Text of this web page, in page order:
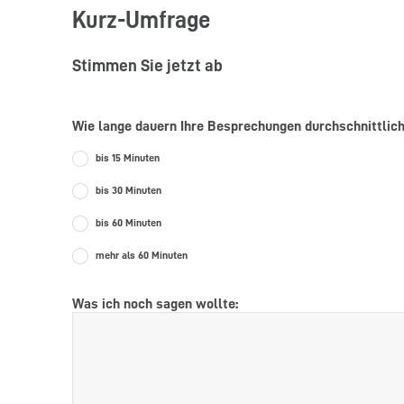
Kurz-Umfrage
Stimmen Sie jetzt ab
Wie lange dauern Ihre Besprechungen
bis 15 Minuten
bis 30 Minuten
bis 60 Minuten
mehr als 60 Minuten
Was ich noch sagen wollte: